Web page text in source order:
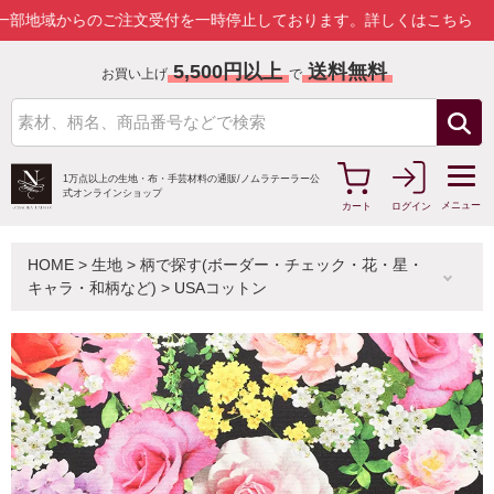
のご注文受付を一時停止しております。 詳しくはこちら
お買い上げ 5,500円以上 で 送料無料
1万点以上の生地・布・手芸材料の通販/ ノムラテーラー公
式オンラインショップ
カート
ログイン メニュー
HOME > 生地 > 柄で探す(ボーダー・チェック・花・星・
キャラ・和柄など) > USAコットン